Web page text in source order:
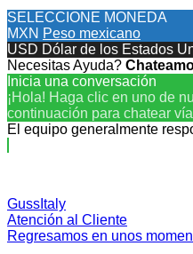
SELECCIONE MONEDA
MXN Peso mexicano
USD Dólar de los Estados
Necesitas Ayuda?
Inicia una conversación
¡Hola! Haga clic en uno de
continuación para chatear vía
El equipo generalmente
GussItaly
Atención al Cliente
Regresamos en unos